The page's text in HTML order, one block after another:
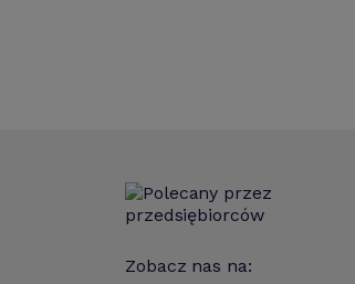
Zobacz nas na: